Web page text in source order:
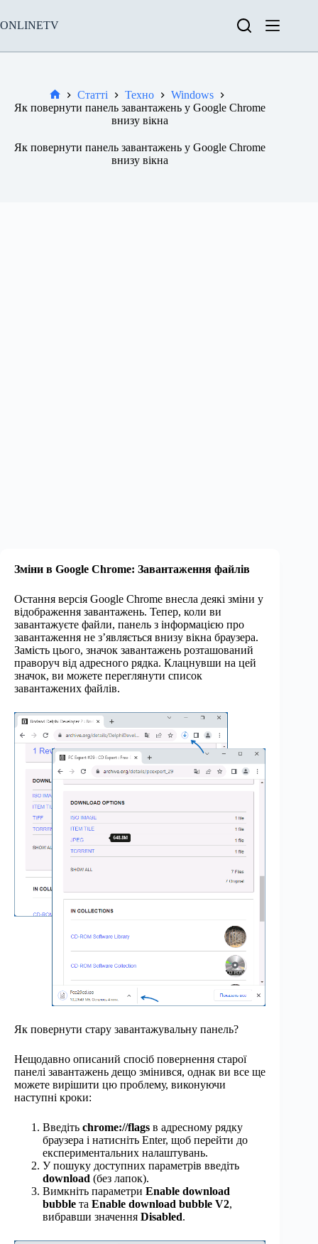
вмісту
ONLINETV
Новини
Статті Техно
Windows
Як повернути панель завантажень у Google Chrome
внизу вікна
Як повернути панель завантажень у Google Chrome
внизу вікна
Зміни в Google Chrome: Завантаження файлів
Остання версія Google Chrome внесла деякі зміни у
відображення завантажень. Тепер, коли ви
завантажуєте файли, панель з інформацією про
завантаження не з’являється внизу вікна браузера.
Замість цього, значок завантажень розташований
праворуч від адресного рядка. Клацнувши на цей
значок, ви можете переглянути список
завантажених файлів.
Як повернути стару завантажувальну панель?
Нещодавно описаний спосіб повернення старої
панелі завантажень дещо змінився, однак ви все ще
можете вирішити цю проблему, виконуючи
наступні кроки:
Введіть chrome://flags в адресному рядку
браузера і натисніть Enter, щоб перейти до
експериментальних налаштувань.
У пошуку доступних параметрів введіть
download (без лапок).
Вимкніть параметри Enable download
bubble та Enable download bubble V2,
вибравши значення Disabled.